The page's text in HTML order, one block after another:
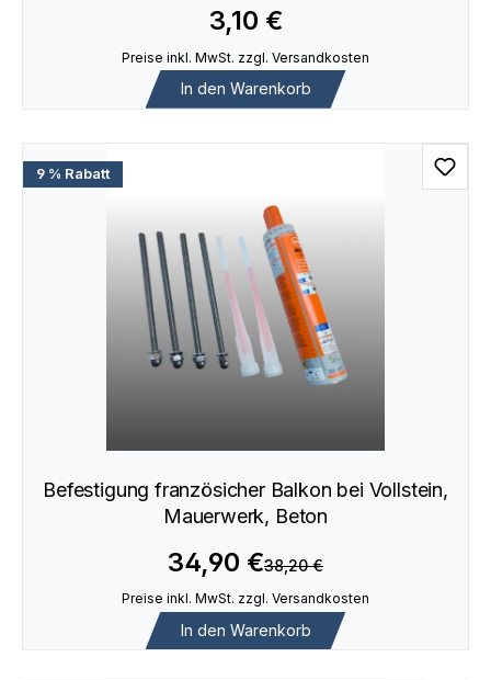
3,10 €
Preise inkl. MwSt. zzgl. Versandkosten
In den Warenkorb
9 % Rabatt
Befestigung französicher Balkon bei Vollstein,
Mauerwerk, Beton
34,90 €38,20 €
Preise inkl. MwSt. zzgl. Versandkosten
In den Warenkorb